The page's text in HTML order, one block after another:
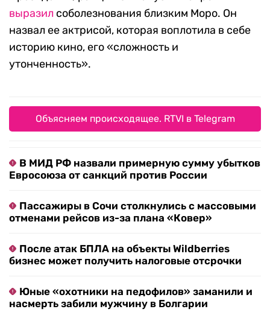
выразил соболезнования близким Моро. Он
назвал ее актрисой, которая воплотила в себе
историю кино, его «сложность и
утонченность».
Объясняем происходящее. RTVI в Telegram
В МИД РФ назвали примерную сумму убытков
Евросоюза от санкций против России
Пассажиры в Сочи столкнулись с массовыми
отменами рейсов из-за плана «Ковер»
После атак БПЛА на объекты Wildberries
бизнес может получить налоговые отсрочки
Юные «охотники на педофилов» заманили и
насмерть забили мужчину в Болгарии